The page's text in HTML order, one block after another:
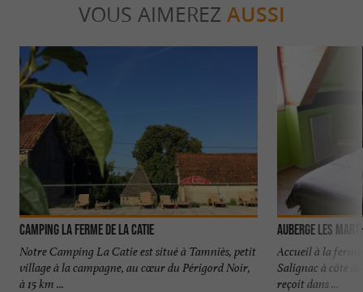
VOUS AIMEREZ AUSSI
Camping La Ferme de La Catie
Notre Camping La Catie est situé à Tamniès, petit
village à la campagne, au cœur du Périgord Noir,
à 15 km ...
Auberge les
Accueil à la
Salignac à côté
reçoit dans ...